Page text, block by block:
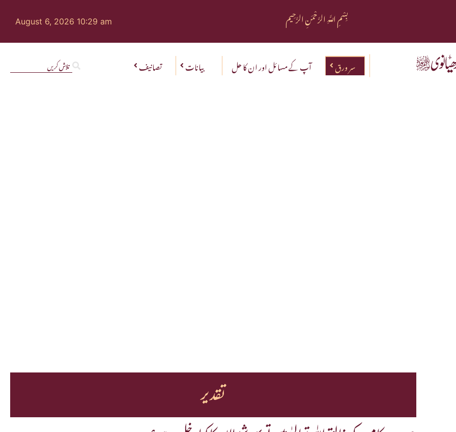
August 6, 2026 10:29 am بِسْمِ اللَّهِ الرَّحْمَنِ الرَّحِيم
سر ورق آپ کے مسائل اور ان کا حل بیانات تصانیف
تقدیر